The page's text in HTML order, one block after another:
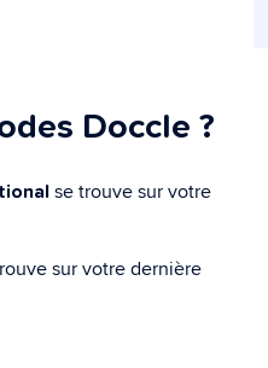
Doccle ?
se trouve sur votre
sur votre dernière